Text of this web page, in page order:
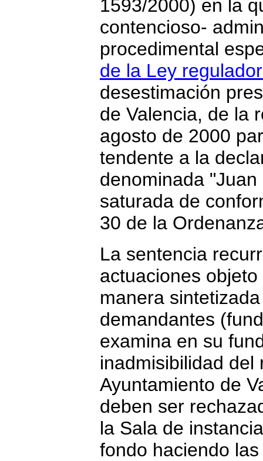
1593/2000) en la
contencioso-
procedimental
de la Ley
desestimación
de Valencia, de la
agosto de 2000
tendente a la
denominada
saturada de
30 de la
La sentencia
actuaciones
manera
demandantes
examina en su
inadmisibilidad
Ayuntamiento de
deben ser
la Sala de
fondo haciendo